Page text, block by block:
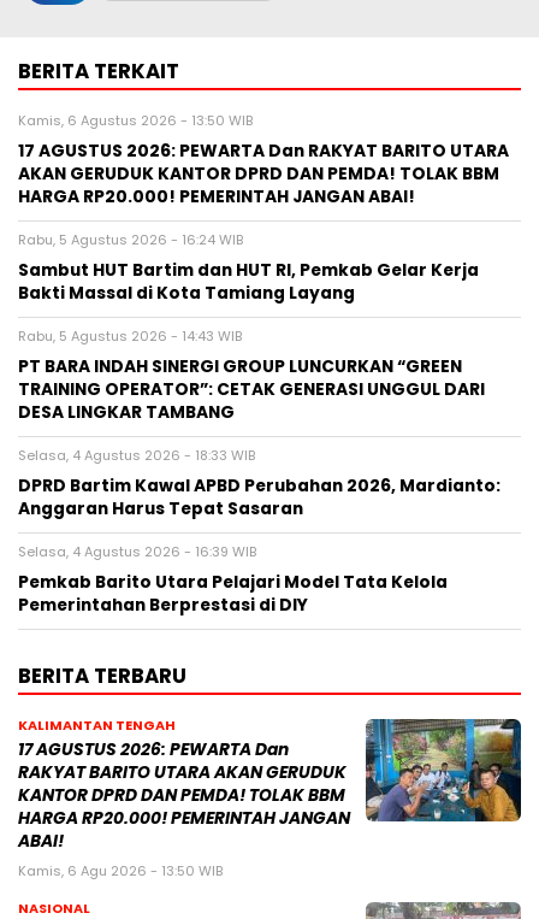
BERITA TERKAIT
Kamis, 6 Agustus 2026 - 13:50 WIB
17 AGUSTUS 2026: PEWARTA Dan RAKYAT BARITO UTARA
AKAN GERUDUK KANTOR DPRD DAN PEMDA! TOLAK BBM
HARGA RP20.000! PEMERINTAH JANGAN ABAI!
Rabu, 5 Agustus 2026 - 16:24 WIB
Sambut HUT Bartim dan HUT RI, Pemkab Gelar Kerja
Bakti Massal di Kota Tamiang Layang
Rabu, 5 Agustus 2026 - 14:43 WIB
PT BARA INDAH SINERGI GROUP LUNCURKAN “GREEN
TRAINING OPERATOR”: CETAK GENERASI UNGGUL DARI
DESA LINGKAR TAMBANG
Selasa, 4 Agustus 2026 - 18:33 WIB
DPRD Bartim Kawal APBD Perubahan 2026, Mardianto:
Anggaran Harus Tepat Sasaran
Selasa, 4 Agustus 2026 - 16:39 WIB
Pemkab Barito Utara Pelajari Model Tata Kelola
Pemerintahan Berprestasi di DIY
BERITA TERBARU
KALIMANTAN TENGAH
17 AGUSTUS 2026: PEWARTA Dan
RAKYAT BARITO UTARA AKAN GERUDUK
KANTOR DPRD DAN PEMDA! TOLAK BBM
HARGA RP20.000! PEMERINTAH JANGAN
ABAI!
Kamis, 6 Agu 2026 - 13:50 WIB
NASIONAL